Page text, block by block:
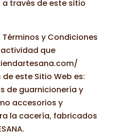
través de este sitio
y Condiciones
que
este Sitio Web es:
de guarnicionería y
accesorios y
la cacería, fabricados